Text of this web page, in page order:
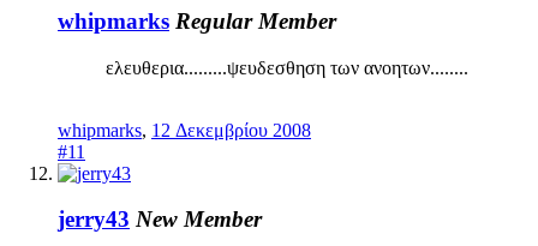
whipmarks Regular Member
ελευθερια.........ψευδεσθηση των ανοητων........
whipmarks, 12 Δεκεμβρίου 2008
#11
jerry43 New Member